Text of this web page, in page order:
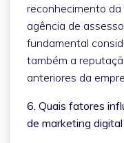
reconhecimento
agência de
fundamental
também a
anteriores da
6. Quais fatores
de marketing